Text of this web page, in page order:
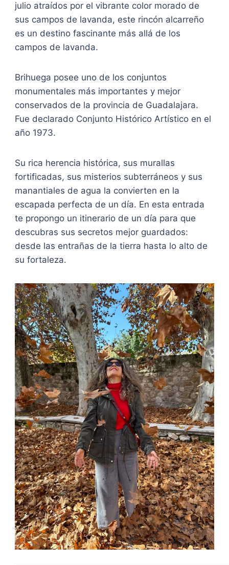
julio atraídos por el vibrante color morado de
sus campos de lavanda, este rincón alcarreño
es un destino fascinante más allá de los
campos de lavanda.
Brihuega posee uno de los conjuntos
monumentales más importantes y mejor
conservados de la provincia de Guadalajara.
Fue declarado Conjunto Histórico Artístico en el
año 1973.
Su rica herencia histórica, sus murallas
fortificadas, sus misterios subterráneos y sus
manantiales de agua la convierten en la
escapada perfecta de un día. En esta entrada
te propongo un itinerario de un día para que
descubras sus secretos mejor guardados:
desde las entrañas de la tierra hasta lo alto de
su fortaleza.